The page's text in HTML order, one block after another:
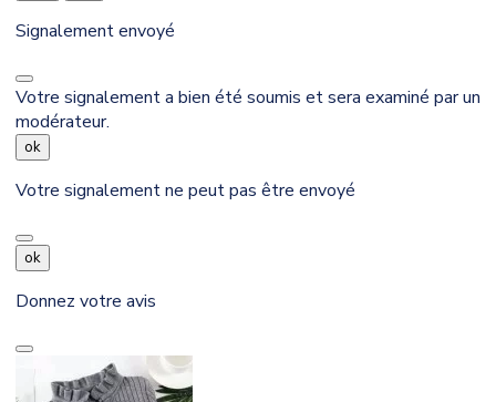
Signalement envoyé
Votre signalement a bien été soumis et sera examiné par un
modérateur.
ok
Votre signalement ne peut pas être envoyé
ok
Donnez votre avis